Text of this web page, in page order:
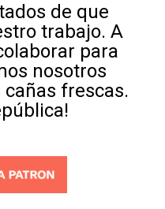
de que
trabajo. A
para
nosotros
frescas.